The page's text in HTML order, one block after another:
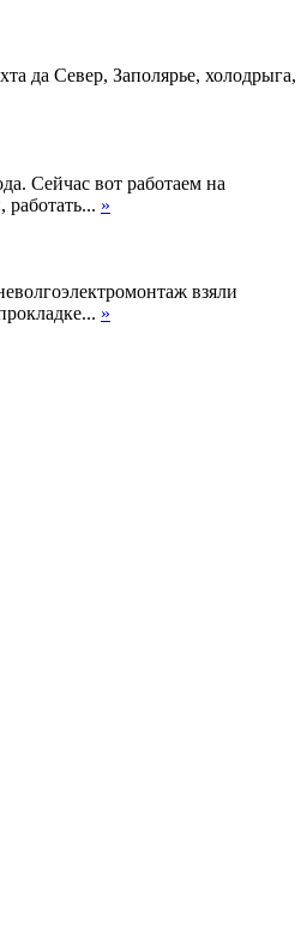
да Север, Заполярье, холодрыга,
Сейчас вот работаем на
»
взяли
»